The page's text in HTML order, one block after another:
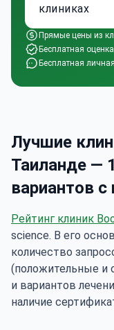
клиниках
Прямые цены из
Бесплатная
Бесплатная
Лучшие
Таиланде —
вариантов
Рейтинг клиник
science. В его
количество
(положительные и
и вариантов
наличие